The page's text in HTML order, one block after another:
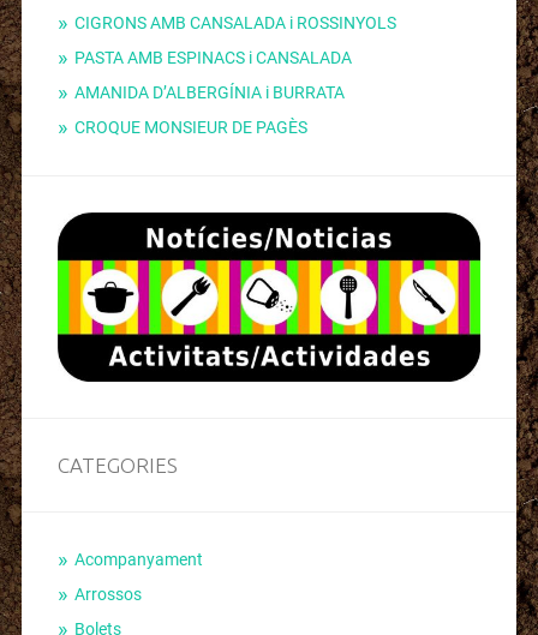
CIGRONS AMB CANSALADA i ROSSINYOLS
PASTA AMB ESPINACS i CANSALADA
AMANIDA D’ALBERGÍNIA i BURRATA
CROQUE MONSIEUR DE PAGÈS
CATEGORIES
Acompanyament
Arrossos
Bolets